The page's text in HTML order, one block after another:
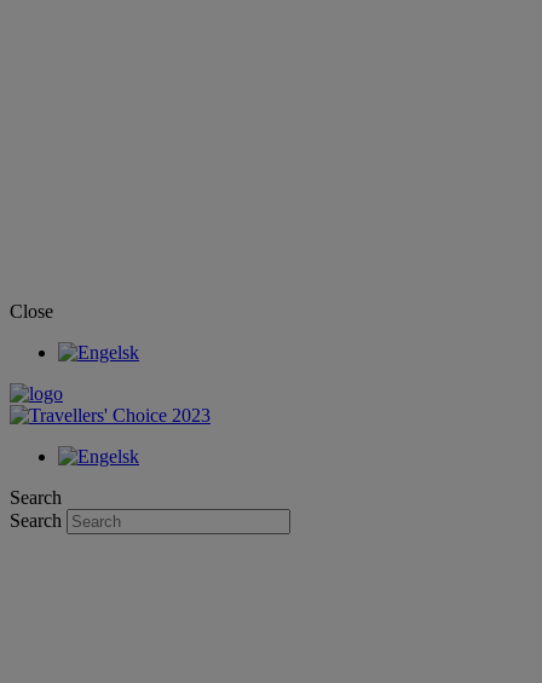
Close
Search
Search